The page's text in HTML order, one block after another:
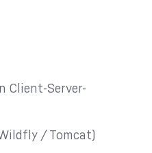
Client-Server-
/ Tomcat)